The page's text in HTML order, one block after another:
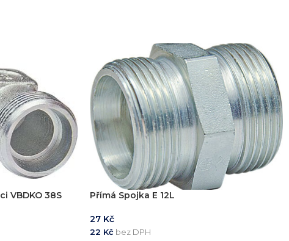
VBDKO 38S Přímá Spojka E 12L
27 Kč
22 Kč bez DPH